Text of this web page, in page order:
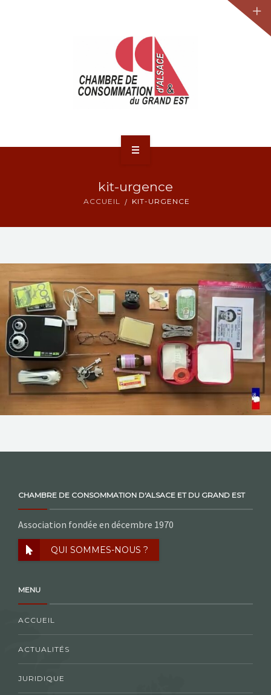
NOS ACTIONS
CONTACT
kit-urgence
ACCUEIL KIT-URGENCE
CHAMBRE DE CONSOMMATION D'ALSACE ET DU GRAND EST
Association fondée en décembre 1970
QUI SOMMES-NOUS ?
MENU
ACCUEIL
ACTUALITÉS
JURIDIQUE